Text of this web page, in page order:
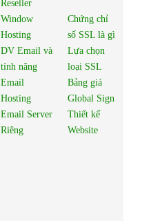
Reseller
Window
Hosting
DV Email và
tính năng
Email
Hosting
Email Server
Riêng
Chứng chỉ
số SSL là gì
Lựa chọn
loại SSL
Bảng giá
Global Sign
Thiết kế
Website